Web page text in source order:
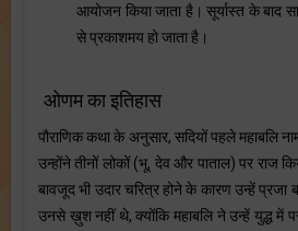
आयोजन किया जाता है। सूर्यास्त के बाद
से प्रकाशमय हो जाता है।
ओणम का इतिहास
पौराणिक कथा के अनुसार, सदियों पहले महाबलि
उन्होंने तीनों लोकों (भू, देव और पाताल) पर राज
बावजूद भी उदार चरित्र होने के कारण उन्हें प्रजा
उनसे ख़ुश नहीं थे, क्योंकि महाबलि ने उन्हें युद्ध में